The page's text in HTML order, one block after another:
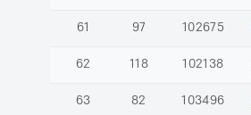
61 97 102675
62 118 102138
63 82 103496